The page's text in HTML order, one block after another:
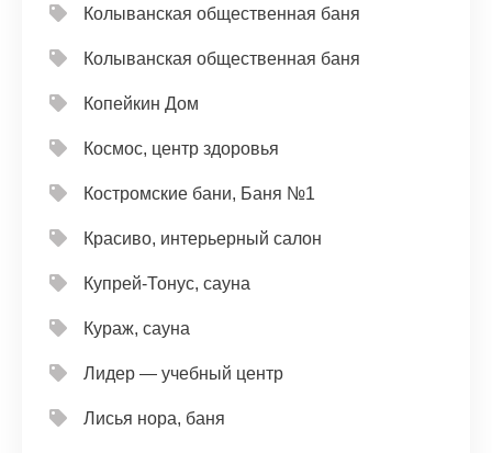
Колыванская общественная баня
Колыванская общественная баня
Копейкин Дом
Космос, центр здоровья
Костромские бани, Баня №1
Красиво, интерьерный салон
Купрей-Тонус, сауна
Кураж, сауна
Лидер — учебный центр
Лисья нора, баня